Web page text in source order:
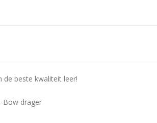
de beste kwaliteit leer!
Bow drager